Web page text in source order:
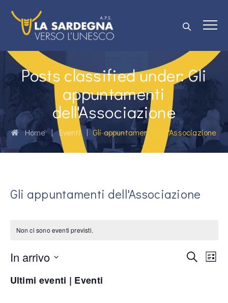
Posts classified under:Gli
appuntamenti
dell'Associazione
Home|Eventi|Gli appuntamenti dell'Associazione
Gli appuntamenti dell'Associazione
Non ci sono eventi previsti.
Cerca Lista
In arrivo
la
Ultimi eventi | Eventi